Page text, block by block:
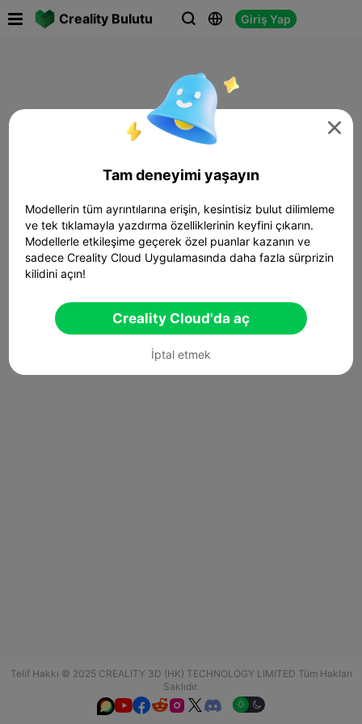
Creality Bulutu   Giriş Yap
Telif Hakkı © 2025 CREALITY 3D (HK) TECHNOLOGY LIMITED Tüm Hakları
Saklıdır.
  

Tam deneyimi yaşayın
Modellerin tüm ayrıntılarına erişin, kesintisiz bulut dilimleme
ve tek tıklamayla yazdırma özelliklerinin keyfini çıkarın.
Modellerle etkileşime geçerek özel puanlar kazanın ve
sadece Creality Cloud Uygulamasında daha fazla sürprizin
kilidini açın!
Creality Cloud'da aç
İptal etmek